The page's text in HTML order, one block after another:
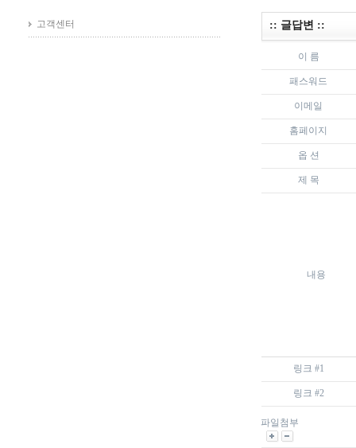
고객센터 :: 글답변 ::
이 름
패스워드
이메일
홈페이지
옵 션
제 목
내용
링크 #1
링크 #2
파일첨부